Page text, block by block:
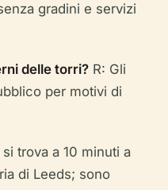
gradini e servizi
delle torri? R: Gli
per motivi di
trova a 10 minuti a
di Leeds; sono